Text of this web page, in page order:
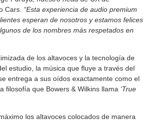
Cars. “Esta experiencia de audio premium
esperan de nosotros y estamos felices
de los nombres más respetados en
de los altavoces y la tecnología de
estudio, la música que fluye a través del
entrega a sus oídos exactamente como el
filosofía que Bowers & Wilkins llama ‘True
los altavoces colocados de manera